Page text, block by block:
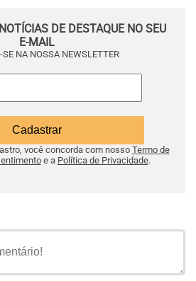
DE DESTAQUE NO SEU
E-MAIL
SE NA NOSSA NEWSLETTER
você concorda com nosso Termo de
e a Política de Privacidade.